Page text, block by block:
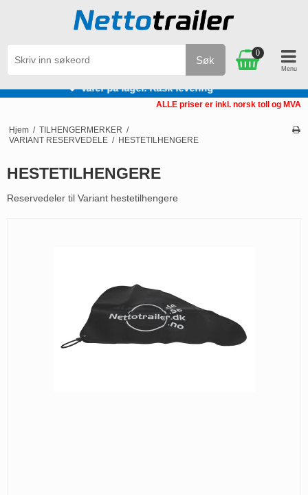
Personlig service
Søk
0
ALLE priser er inkl. norsk toll og MVA
Hjem / TILHENGERMERKER /
VARIANT RESERVEDELE / HESTETILHENGERE
HESTETILHENGERE
Reservedeler til Variant hestetilhengere